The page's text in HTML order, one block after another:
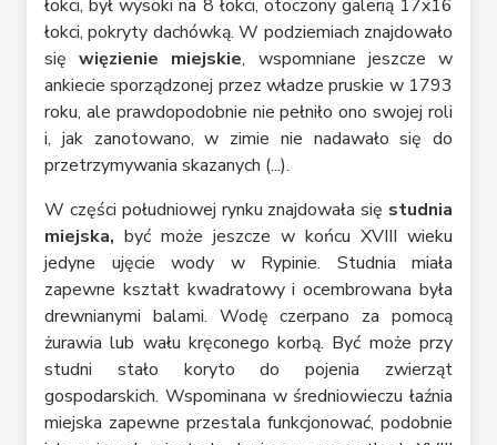
łokci, był wysoki na 8 łokci, otoczony galerią 17x16
łokci, pokryty dachówką. W podziemiach znajdowało
sięwięzienie miejskie, wspomniane jeszcze w
ankiecie sporządzonej przez władze pruskie w 1793
roku, ale prawdopodobnie nie pełniło ono swojej roli
i, jak zanotowano, w zimie nie nadawało się do
przetrzymywania skazanych (...).
W części południowej rynku znajdowała się studnia
miejska, być może jeszcze w końcu XVIII wieku
jedyne ujęcie wody w Rypinie. Studnia miała
zapewne kształt kwadratowy i ocembrowana była
drewnianymi balami. Wodę czerpano za pomocą
żurawia lub wału kręconego korbą. Być może przy
studni stało koryto do pojenia zwierząt
gospodarskich. Wspominana w średniowieczu łaźnia
miejska zapewne przestala funkcjonować, podobnie